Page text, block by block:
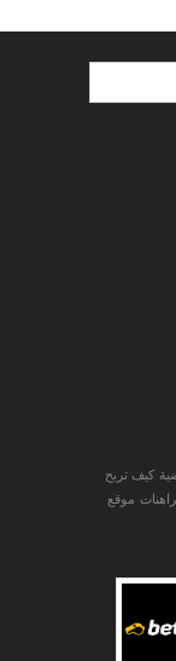
كيف تربح
موقع